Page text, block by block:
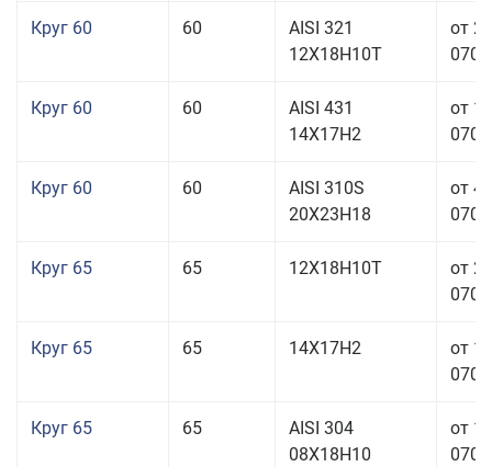
Круг 60 60
AISI 321
12Х18Н10Т
от
Круг 60 60
AISI 431
14Х17Н2
от
Круг 60 60
AISI 310S
20Х23Н18
от
Круг 65 65 12Х18Н10Т
от
Круг 65 65 14Х17Н2
от
Круг 65 65
AISI 304
08Х18Н10
от